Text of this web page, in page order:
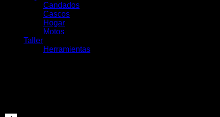
Candados
Cascos
Hogar
Motos
Taller
Herramientas